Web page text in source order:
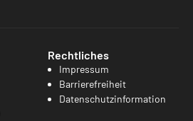
Rechtliches
Impressum
Barrierefreiheit
Datenschutzinformation